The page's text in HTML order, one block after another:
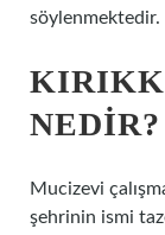
söylenmektedir.
NEDIR?
Mucizevi
şehrinin ismi